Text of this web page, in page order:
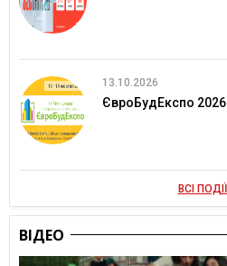
13.10.2026
ЄвроБудЕкспо 2026
ВСІ ПОДІЇ
ВІДЕО